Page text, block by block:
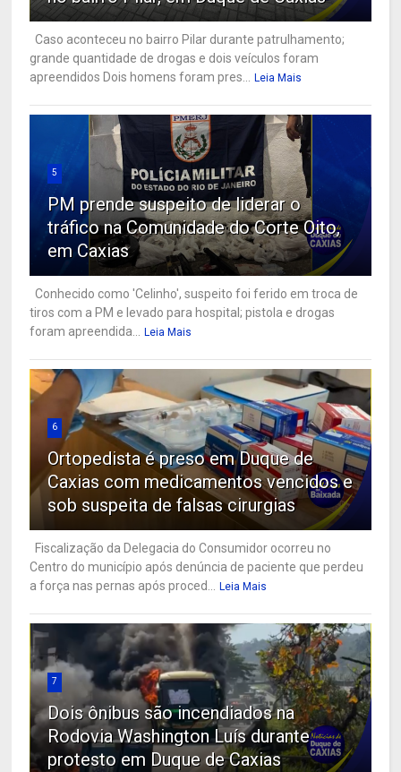
Caso aconteceu no bairro Pilar durante patrulhamento;
grande quantidade de drogas e dois veículos foram
apreendidos Dois homens foram pres... Leia Mais
5
PM prende suspeito de liderar o
tráfico na Comunidade do Corte Oito,
em Caxias
Conhecido como 'Celinho', suspeito foi ferido em troca de
tiros com a PM e levado para hospital; pistola e drogas
foram apreendida... Leia Mais
6
Ortopedista é preso em Duque de
Caxias com medicamentos vencidos e
sob suspeita de falsas cirurgias
Fiscalização da Delegacia do Consumidor ocorreu no
Centro do município após denúncia de paciente que perdeu
a força nas pernas após proced... Leia Mais
7
Dois ônibus são incendiados na
Rodovia Washington Luís durante
protesto em Duque de Caxias